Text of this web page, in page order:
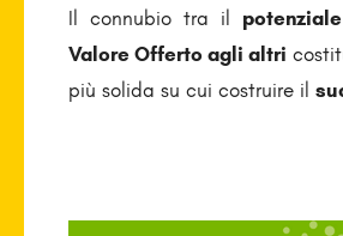
Il connubio tra il
Valore Offerto agli altri
più solida su cui costruire il